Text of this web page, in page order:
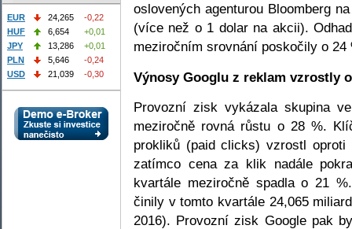
oslovených agenturou Bloomberg
(více než o 1 dolar na akcii).
meziročním srovnání poskočily o 24
Výnosy Googlu z reklam vzrostly
Provozní zisk vykázala skupina
meziročně rovná růstu o 28 %.
prokliků (paid clicks) vzrostl
zatímco cena za klik nadále
kvartále meziročně spadla o 21
činily v tomto kvartále 24,065
2016). Provozní zisk Google pak
EUR 24,265
-0,22
HUF
6,654
+0,01
JPY
13,286
+0,01
PLN
5,646
-0,24
USD
21,039 -0,30